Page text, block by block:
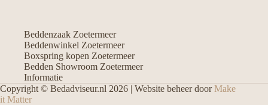
Beddenzaak Zoetermeer
Beddenwinkel Zoetermeer
Boxspring kopen Zoetermeer
Bedden Showroom Zoetermeer
Informatie
Copyright © Bedadviseur.nl 2026 | Website beheer doorMake
it Matter